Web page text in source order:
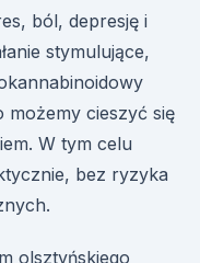
ból, depresję i
stymulujące,
cieszyć się
W tym celu
bez ryzyka
olsztyńskiego